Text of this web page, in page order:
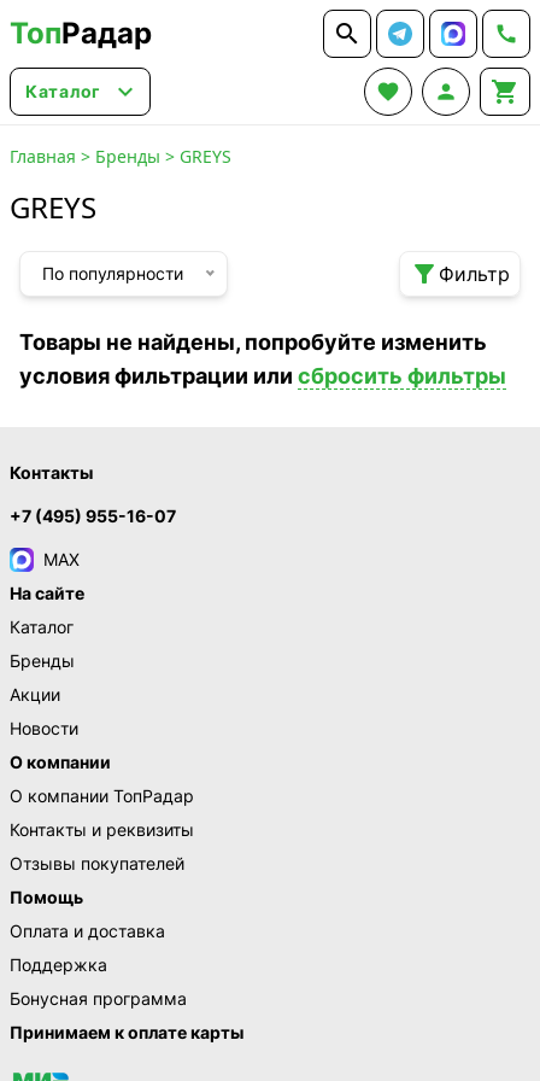
ТопРадар  
Каталог    
Главная > Бренды > GREYS
GREYS
По популярности  Фильтр
Товары не найдены, попробуйте изменить
условия фильтрации или сбросить фильтры
Контакты
+7 (495) 955-16-07
MAX
На сайте
Каталог
Бренды
Акции
Новости
О компании
О компании ТопРадар
Контакты и реквизиты
Отзывы покупателей
Помощь
Оплата и доставка
Поддержка
Бонусная программа
Принимаем к оплате карты